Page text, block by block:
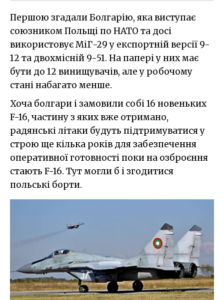
Першою згадали Болгарію, яка виступає
союзником Польщі по НАТО та досі
використовує МіГ-29 у експортній версії 9-
12 та двохмісній 9-51. На папері у них має
бути до 12 винищувачів, але у робочому
стані набагато менше.
Хоча болгари і замовили собі 16 новеньких
F-16, частину з яких вже отримано,
радянські літаки будуть підтримуватися у
строю ще кілька років для забезпечення
оперативної готовності поки на озброєння
стають F-16. Тут могли б і згодитися
польські борти.